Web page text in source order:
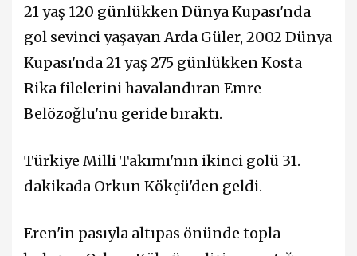
21 yaş 120 günlükken Dünya Kupası'nda
gol sevinci yaşayan Arda Güler, 2002 Dünya
Kupası'nda 21 yaş 275 günlükken Kosta
Rika filelerini havalandıran Emre
Belözoğlu'nu geride bıraktı.
Türkiye Milli Takımı'nın ikinci golü 31.
dakikada Orkun Kökçü'den geldi.
Eren'in pasıyla altıpas önünde topla